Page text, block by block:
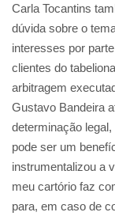
Carla Tocantins
dúvida sobre o
interesses por
clientes do
arbitragem
Gustavo Bandeira
determinação
pode ser um
instrumentalizou a
meu cartório faz
para, em caso de